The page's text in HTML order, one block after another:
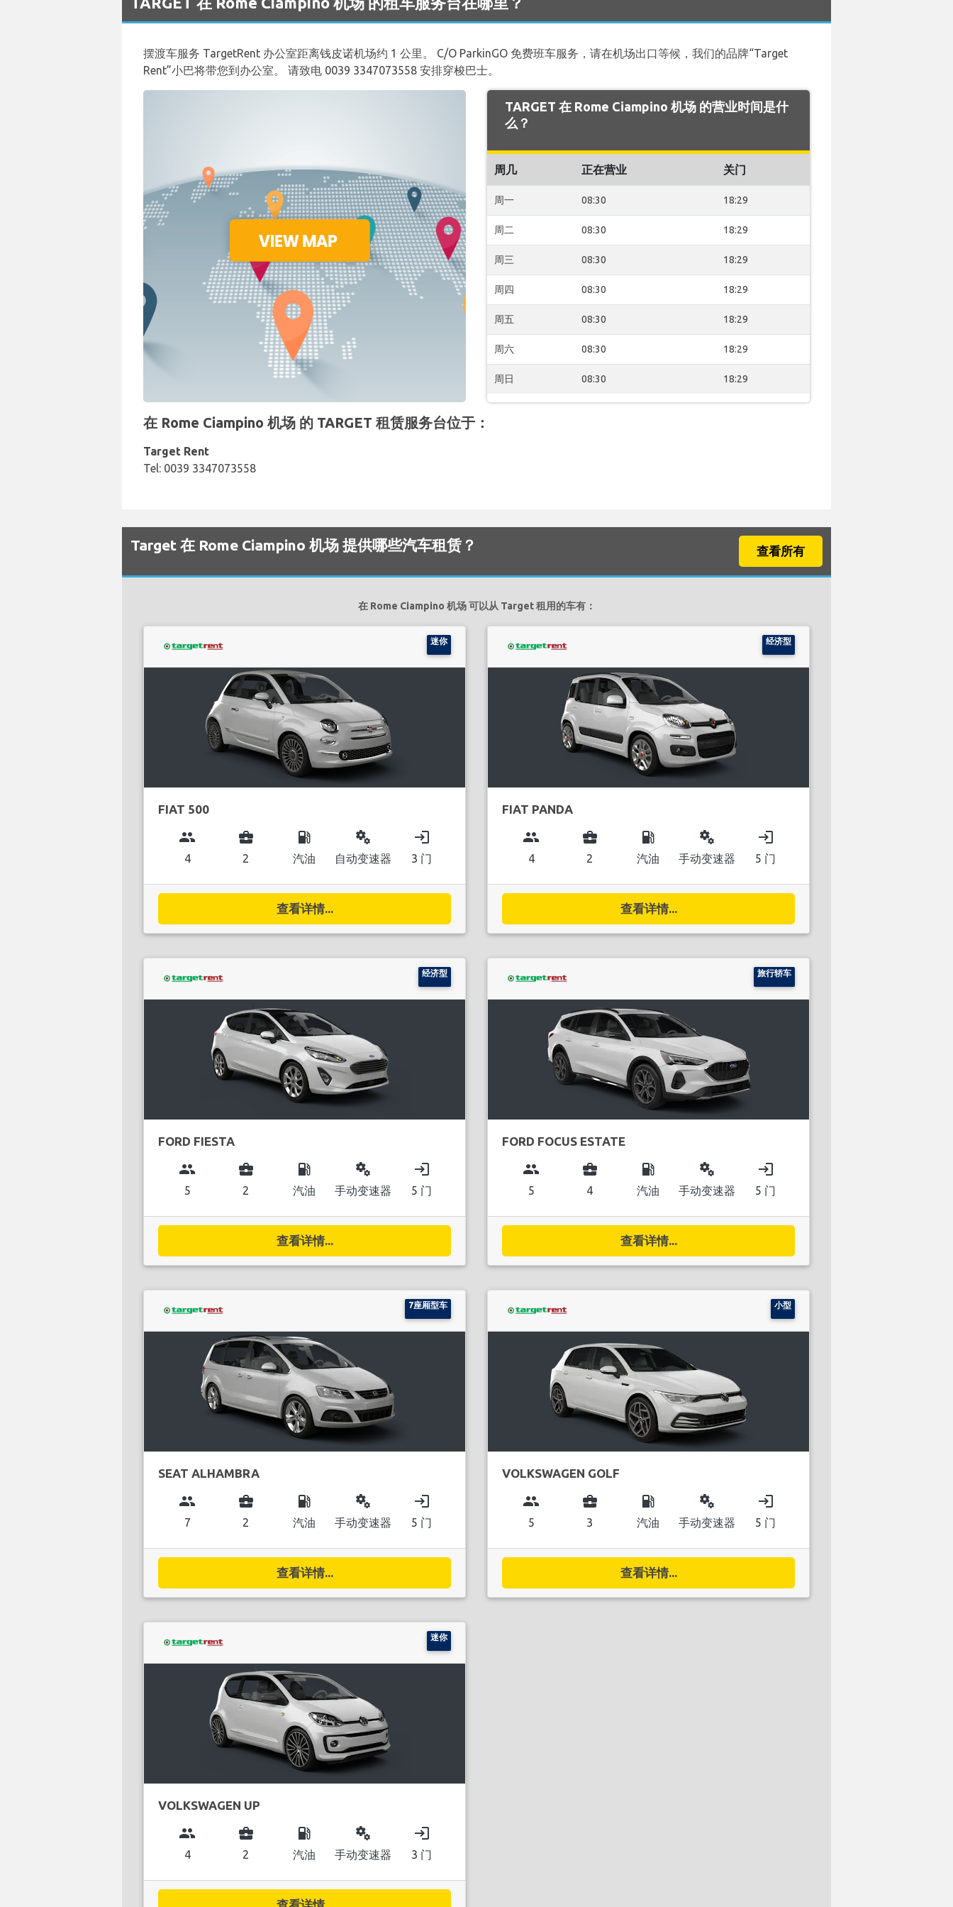
摆渡车服务 TargetRent 办公室距离钱皮诺机场约 1 公里。 C/O ParkinGO 免费班车服务，请在机场出口等候，我们的品牌“Target
Rent”小巴将带您到办公室。 请致电 0039 3347073558 安排穿梭巴士。
TARGET 在 Rome Ciampino 机场 的营业时间是什
么？
周几 正在营业 关门
周一 08:30 18:29
周二 08:30 18:29
周三 08:30 18:29
周四 08:30 18:29
周五 08:30 18:29
周六 08:30 18:29
周日 08:30 18:29
在 Rome Ciampino 机场 的 TARGET 租赁服务台位于：
Target Rent
Tel: 0039 3347073558
Target 在 Rome Ciampino 机场 提供哪些汽车租赁？ 查看所有
在 Rome Ciampino 机场 可以从 Target 租用的车有：
迷你
FIAT 500
group
4
business_center
2
local_gas_station
汽油
miscellaneous_services
自动变速器
login
3 门
查看详情...
经济型
FIAT PANDA
group
4
business_center
2
local_gas_station
汽油
miscellaneous_services
手动变速器
login
5 门
查看详情...
经济型
FORD FIESTA
group
5
business_center
2
local_gas_station
汽油
miscellaneous_services
手动变速器
login
5 门
查看详情...
旅行轿车
FORD FOCUS ESTATE
group
5
business_center
4
local_gas_station
汽油
miscellaneous_services
手动变速器
login
5 门
查看详情...
7座厢型车
SEAT ALHAMBRA
group
7
business_center
2
local_gas_station
汽油
miscellaneous_services
手动变速器
login
5 门
查看详情...
小型
VOLKSWAGEN GOLF
group
5
business_center
3
local_gas_station
汽油
miscellaneous_services
手动变速器
login
5 门
查看详情...
迷你
VOLKSWAGEN UP
group
4
business_center
2
local_gas_station
汽油
miscellaneous_services
手动变速器
login
3 门